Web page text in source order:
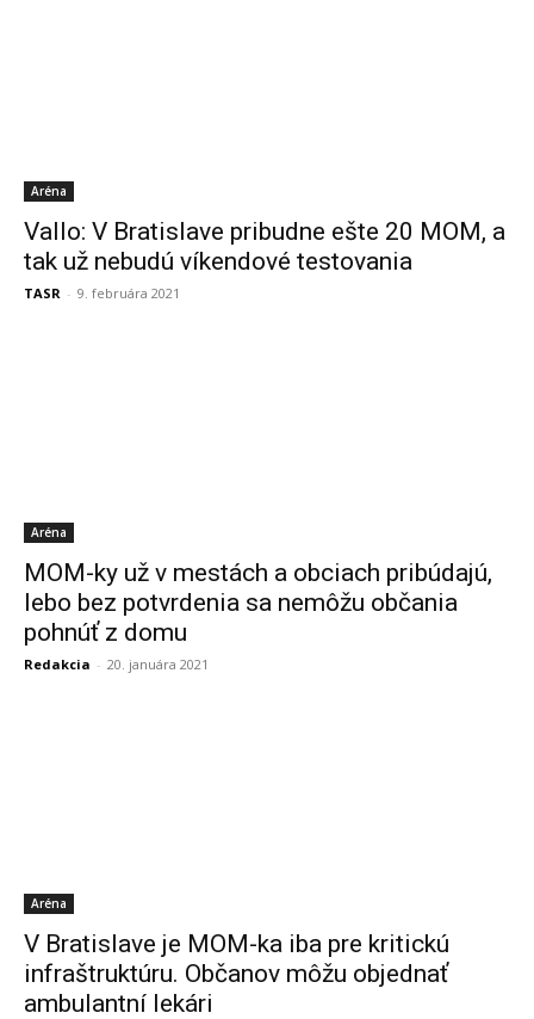
Aréna
Vallo: V Bratislave pribudne ešte 20 MOM, a
tak už nebudú víkendové testovania
TASR - 9. februára 2021
Aréna
MOM-ky už v mestách a obciach pribúdajú,
lebo bez potvrdenia sa nemôžu občania
pohnúť z domu
Redakcia - 20. januára 2021
Aréna
V Bratislave je MOM-ka iba pre kritickú
infraštruktúru. Občanov môžu objednať
ambulantní lekári